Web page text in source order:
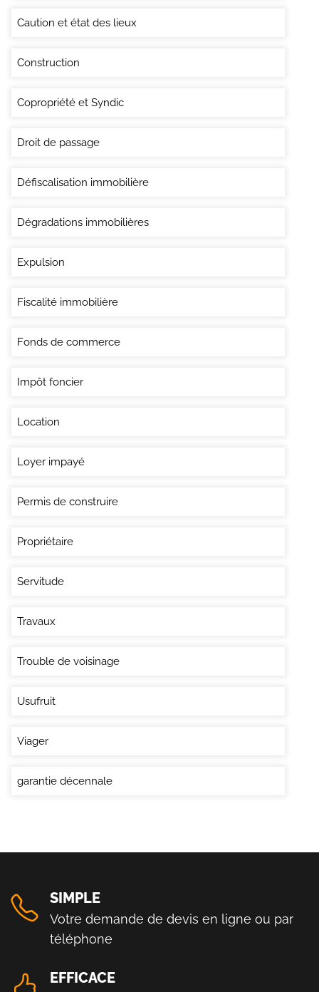
Caution et état des lieux
Construction
Copropriété et Syndic
Droit de passage
Défiscalisation immobilière
Dégradations immobilières
Expulsion
Fiscalité immobilière
Fonds de commerce
Impôt foncier
Location
Loyer impayé
Permis de construire
Propriétaire
Servitude
Travaux
Trouble de voisinage
Usufruit
Viager
garantie décennale
SIMPLE
Votre demande de devis en ligne ou par
téléphone
EFFICACE